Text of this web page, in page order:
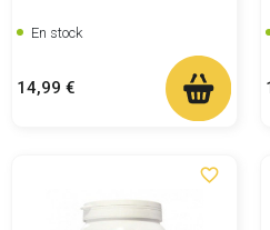
En stock
Prix
14,99 €
favorite_border